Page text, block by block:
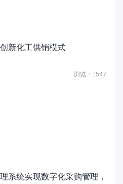
新化工供销模式
浏览：1547
系统实现数字化采购管理，